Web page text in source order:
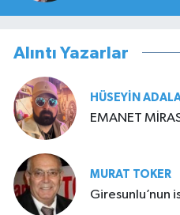
Alıntı Yazarlar
HÜSEYIN
EMANET
MURAT TOKER
Giresunlu’nun